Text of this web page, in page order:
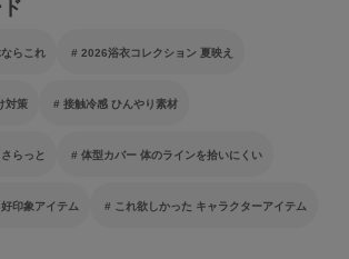
らこれ 2026浴衣コレクション 夏映え
対策 接触冷感 ひんやり素材
らっと 体型カバー 体のラインを拾いにくい
印象アイテム これ欲しかった キャラクターアイテム